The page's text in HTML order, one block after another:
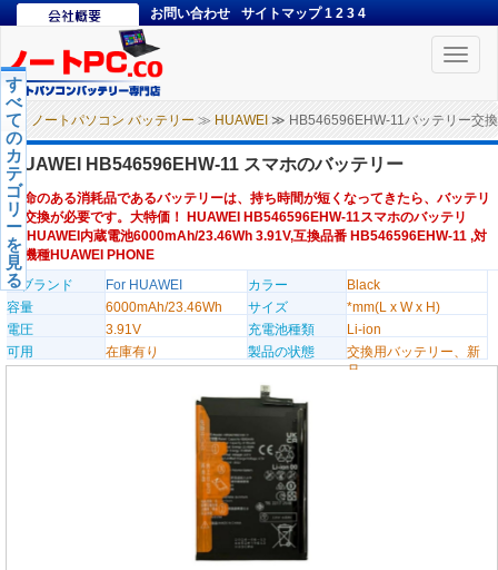
お問い合わせ サイトマップ 1 2 3 4
Toggle
ノートパソコン バッテリー ≫ HUAWEI ≫ HB546596EHW-11バッテリー交換
す
べ
て
の
カ
テ
ゴ
リ
ー
を
見
る
HUAWEI HB546596EHW-11 スマホのバッテリー
寿命のある消耗品であるバッテリーは、持ち時間が短くなってきたら、バッテリ
ー交換が必要です。大特価！ HUAWEI HB546596EHW-11スマホのバッテリ
ー,HUAWEI内蔵電池6000mAh/23.46Wh 3.91V,互換品番 HB546596EHW-11 ,対
応機種HUAWEI PHONE
のブランド
For HUAWEI カラー
Black
容量
6000mAh/23.46Wh サイズ
*mm(L x W x H)
電圧
3.91V 充電池種類
Li-ion
可用
在庫有り 製品の状態
交換用バッテリー、新
品